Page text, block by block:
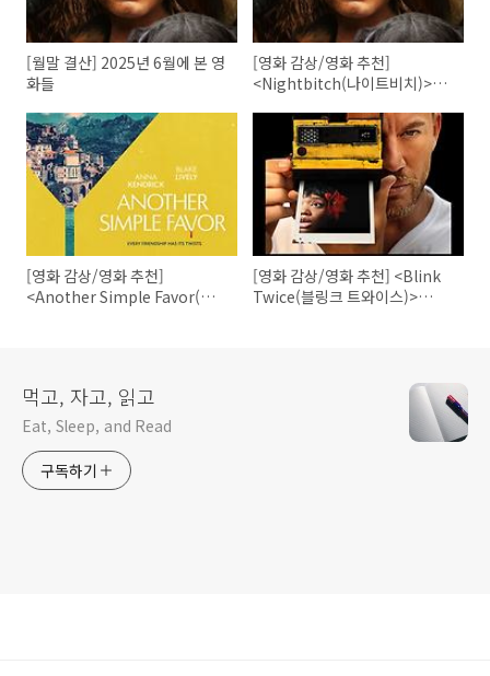
[월말 결산] 2025년 6월에 본 영
화들
[영화 감상/영화 추천]
<Nightbitch(나이트비치)>
[영화 감상/영화 추천]
<Another Simple Favor(부
[영화 감상/영화 추천] <Blink
Twice(블링크 트와이스)>
먹고, 자고, 읽고
Eat, Sleep, and Read
구독하기